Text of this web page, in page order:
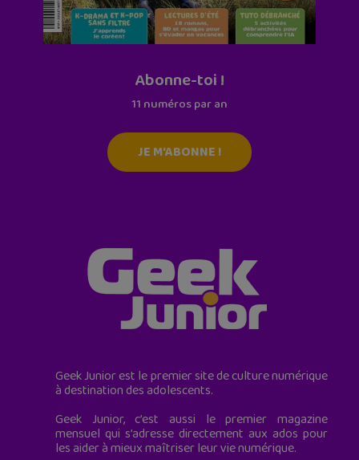
Abonne-toi !
11 numéros par an
JE M'ABONNE !
Geek Junior est le premier site de culture numérique
à destination des adolescents.
Geek Junior, c’est aussi le premier magazine
mensuel qui s’adresse directement aux ados pour
les aider à mieux maîtriser leur vie numérique.